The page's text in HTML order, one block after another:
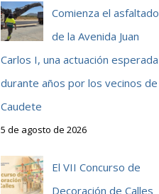
Comienza el asfaltado
de la Avenida Juan
Carlos I, una actuación esperada
durante años por los vecinos de
Caudete
5 de agosto de 2026
El VII Concurso de
Decoración de Calles